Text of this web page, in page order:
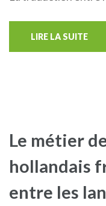
LIRE LA SUITE
Le métier
hollandais
entre les